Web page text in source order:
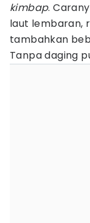
kimbap.
laut lembaran,
tambahkan
Tanpa daging